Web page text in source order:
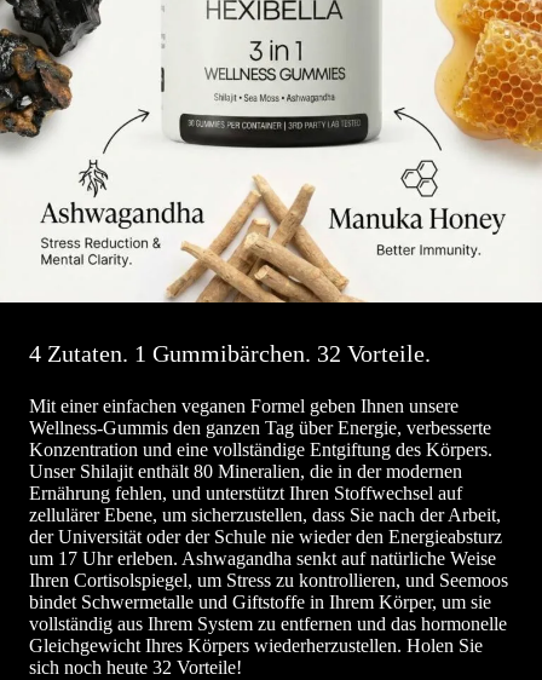
4 Zutaten. 1 Gummibärchen. 32 Vorteile.
Mit einer einfachen veganen Formel geben Ihnen unsere
Wellness-Gummis den ganzen Tag über Energie, verbesserte
Konzentration und eine vollständige Entgiftung des Körpers.
Unser Shilajit enthält 80 Mineralien, die in der modernen
Ernährung fehlen, und unterstützt Ihren Stoffwechsel auf
zellulärer Ebene, um sicherzustellen, dass Sie nach der Arbeit,
der Universität oder der Schule nie wieder den Energieabsturz
um 17 Uhr erleben. Ashwagandha senkt auf natürliche Weise
Ihren Cortisolspiegel, um Stress zu kontrollieren, und Seemoos
bindet Schwermetalle und Giftstoffe in Ihrem Körper, um sie
vollständig aus Ihrem System zu entfernen und das hormonelle
Gleichgewicht Ihres Körpers wiederherzustellen. Holen Sie
sich noch heute 32 Vorteile!